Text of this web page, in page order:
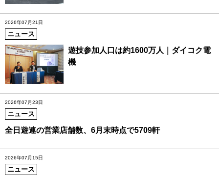
2026年07月21日
ニュース
遊技参加人口は約1600万人｜ダイコク電
機
2026年07月23日
ニュース
全日遊連の営業店舗数、6月末時点で5709軒
2026年07月15日
ニュース